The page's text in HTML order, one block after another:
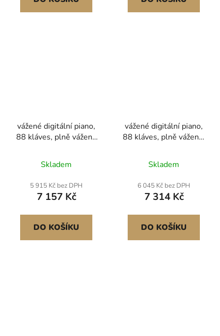
vážené digitální piano,
88 kláves, plně vážené
piano, duální klávesnice
a reproduktory,
jednoduchý držák na
skříňku se sluchátky,
200 tónů a rytmů,
podpora
Bluetooth/USB/MIDI,
Skladem
5 915 Kč bez DPH
7 157 Kč
DO KOŠÍKU
vážené digitální piano,
88 kláves, plně vážené,
klaviatury s nábytkovým
stojanem, napájecí
adaptér, trojitý pedál,
funkce nahrávání, 280
tónů, bezdrátové
připojení, pro
začátečníky, bílé
Skladem
6 045 Kč bez DPH
7 314 Kč
DO KOŠÍKU